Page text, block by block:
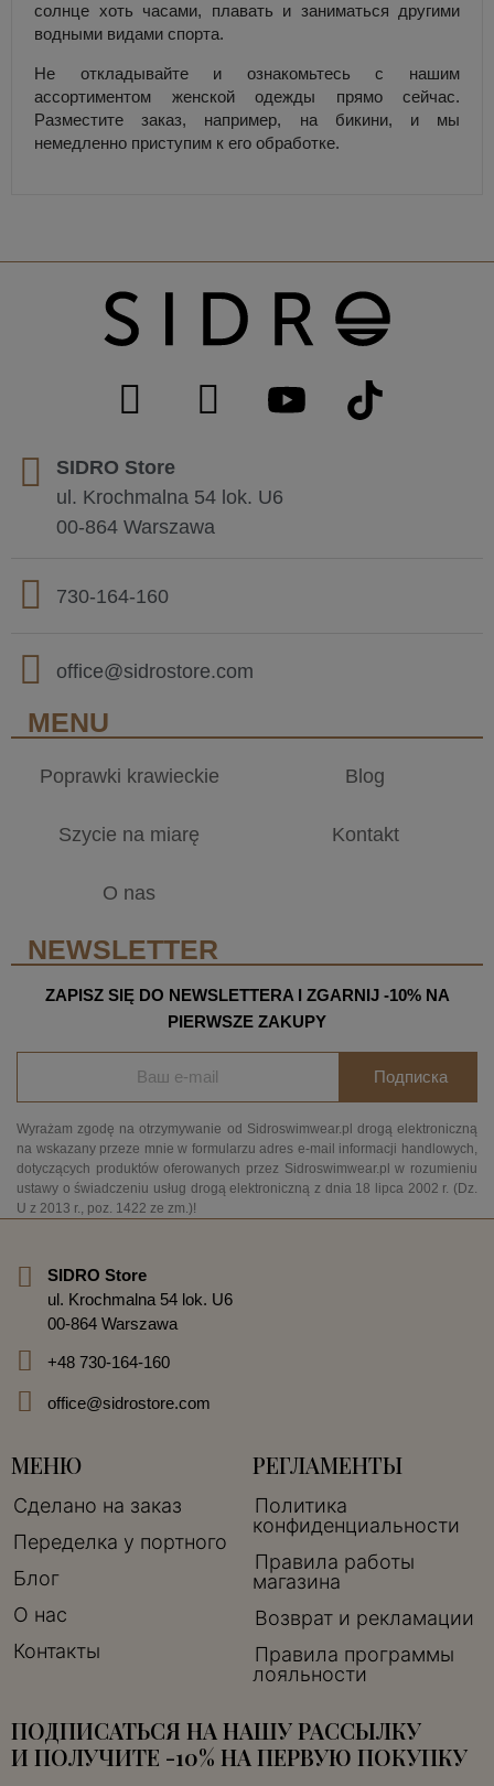
солнце хоть часами, плавать и заниматься другими
водными видами спорта.
Не откладывайте и ознакомьтесь с нашим
ассортиментом женской одежды прямо сейчас.
Разместите заказ, например, на бикини, и мы
немедленно приступим к его обработке.
SIDRO Store
ul. Krochmalna 54 lok. U6
00-864 Warszawa
730-164-160
office@sidrostore.com
MENU
Poprawki krawieckie
Szycie na miarę
O nas
Blog
Kontakt
NEWSLETTER
ZAPISZ SIĘ DO NEWSLETTERA I ZGARNIJ -10% NA
PIERWSZE ZAKUPY
Подписка
Wyrażam zgodę na otrzymywanie od Sidroswimwear.pl drogą elektroniczną
na wskazany przeze mnie w formularzu adres e-mail informacji handlowych,
dotyczących produktów oferowanych przez Sidroswimwear.pl w rozumieniu
ustawy o świadczeniu usług drogą elektroniczną z dnia 18 lipca 2002 r. (Dz.
U z 2013 r., poz. 1422 ze zm.)!
SIDRO Store
ul. Krochmalna 54 lok. U6
00-864 Warszawa
+48 730-164-160
office@sidrostore.com
МЕНЮ
Сделано на заказ
Переделка у портного
Блог
О нас
Контакты
РЕГЛАМЕНТЫ
Политика
конфиденциальности
Правила работы
магазина
Возврат и рекламации
Правила программы
лояльности
ПОДПИСАТЬСЯ НА НАШУ РАССЫЛКУ
И ПОЛУЧИТЕ -10% НА ПЕРВУЮ ПОКУПКУ